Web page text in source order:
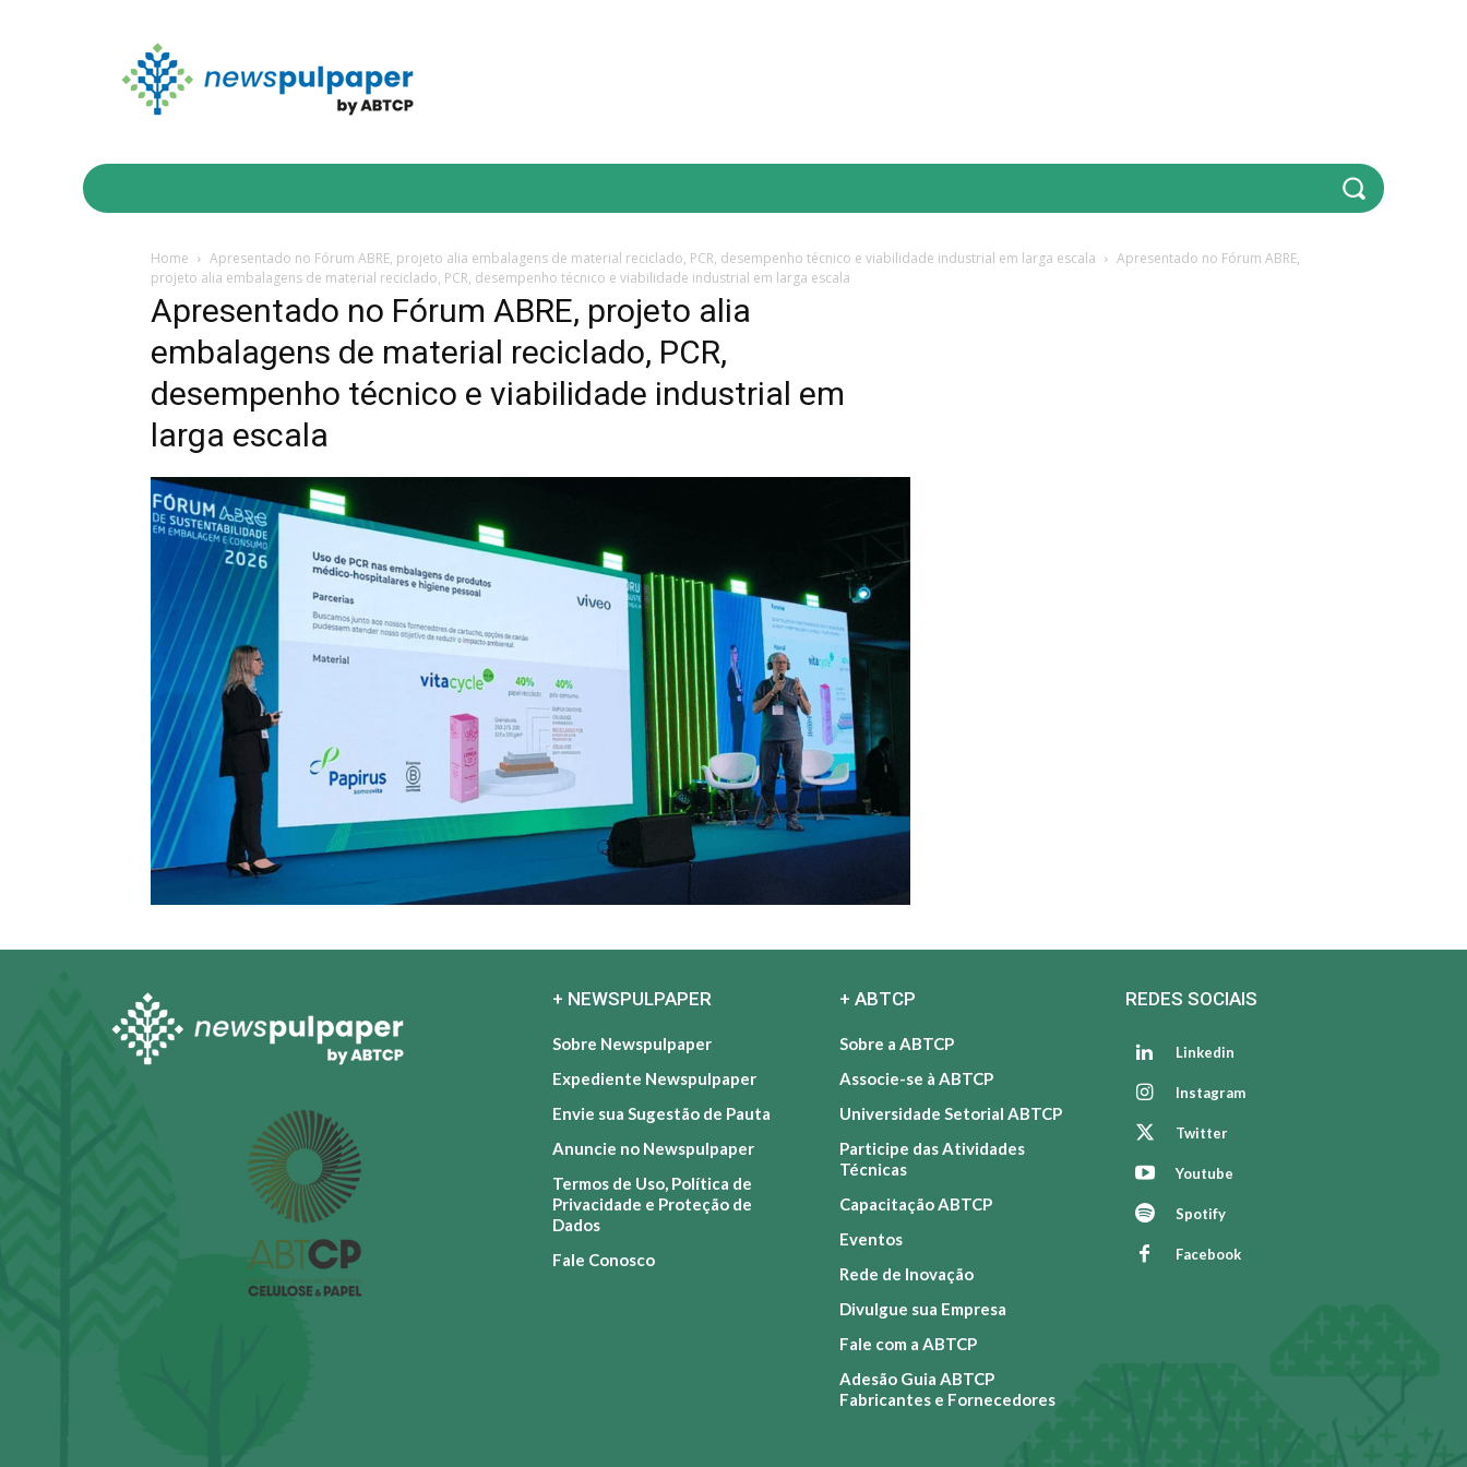
GESTÃO E RH
Home Apresentado no Fórum ABRE, projeto alia embalagens de material reciclado, PCR, desempenho técnico e viabilidade industrial em larga escala
Apresentado no Fórum ABRE,
projeto alia embalagens de material reciclado, PCR, desempenho técnico e viabilidade industrial em larga escala
Apresentado no Fórum ABRE, projeto alia
embalagens de material reciclado, PCR,
desempenho técnico e viabilidade industrial em
larga escala
+ NEWSPULPAPER
Sobre Newspulpaper
Expediente Newspulpaper
Envie sua Sugestão de Pauta
Anuncie no Newspulpaper
Termos de Uso, Política de
Privacidade e Proteção de
Dados
Fale Conosco
+ ABTCP
Sobre a ABTCP
Associe-se à ABTCP
Universidade Setorial ABTCP
Participe das Atividades
Técnicas
Capacitação ABTCP
Eventos
Rede de Inovação
Divulgue sua Empresa
Fale com a ABTCP
Adesão Guia ABTCP
Fabricantes e Fornecedores
REDES SOCIAIS
Linkedin
Instagram
Twitter
Youtube
Spotify
Facebook